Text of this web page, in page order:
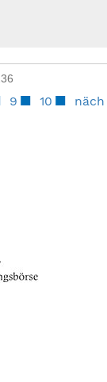
9 10
näch